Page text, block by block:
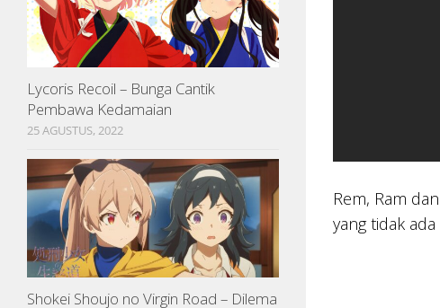
Rem, Ram
yang tidak
Lycoris Recoil – Bunga Cantik
Pembawa Kedamaian
25 AGUSTUS, 2022
Shokei Shoujo no Virgin Road – Dilema